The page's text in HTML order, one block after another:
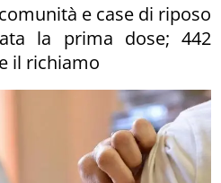
e case di riposo
la prima dose; 442
il richiamo